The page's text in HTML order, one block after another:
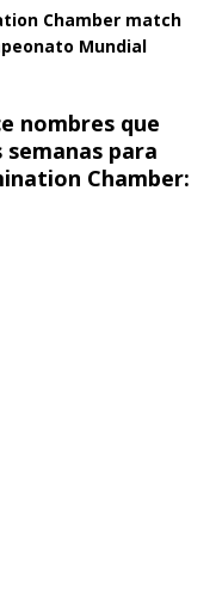
Chamber match
Mundial
nombres que
para
Chamber: